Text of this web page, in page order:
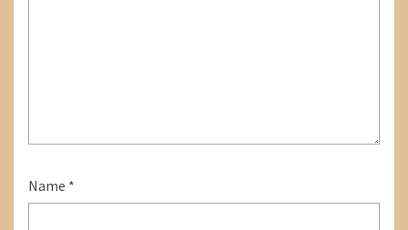
Name *